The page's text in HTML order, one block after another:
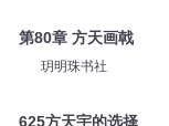
第80章 方天画戟
玥明珠书社
625方天宇的选择